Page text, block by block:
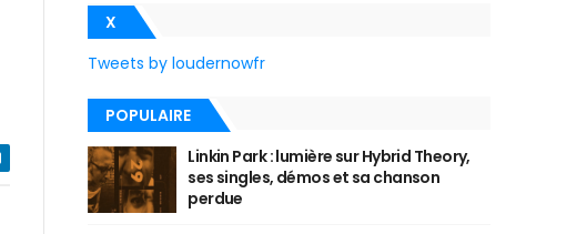
X
Tweets by loudernowfr
POPULAIRE
Linkin Park : lumière sur Hybrid Theory,
ses singles, démos et sa chanson
perdue